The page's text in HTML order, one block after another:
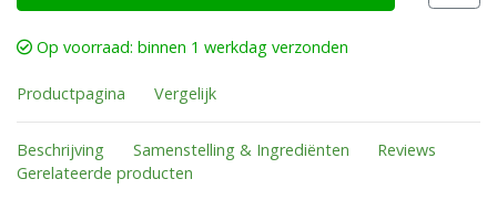
Op voorraad: binnen 1 werkdag verzonden
Productpagina Vergelijk
Beschrijving Samenstelling & Ingrediënten
Reviews
Gerelateerde producten